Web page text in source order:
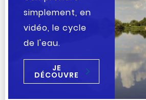
simplement, en
vidéo, le cycle
de l'eau.
JE
DÉCOUVRE